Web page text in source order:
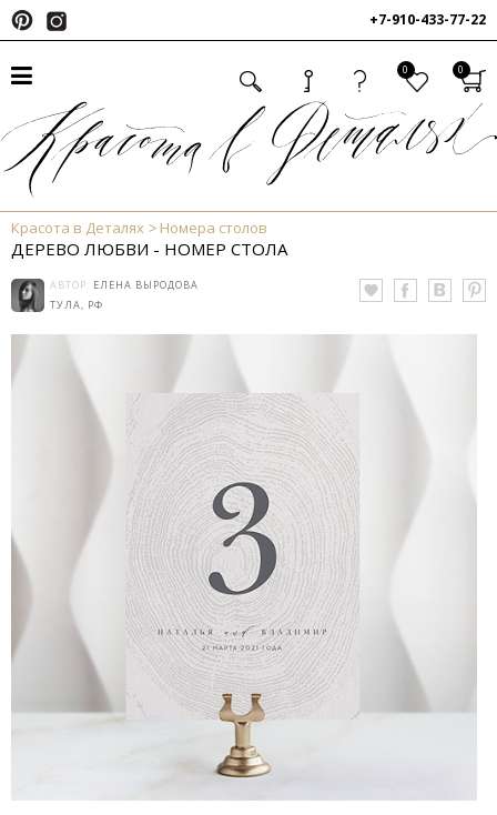
+7-910-433-77-22
0 0
Красота в Деталях Номера столов
ДЕРЕВО ЛЮБВИ - НОМЕР СТОЛА
АВТОР: ЕЛЕНА ВЫРОДОВА
ТУЛА, РФ